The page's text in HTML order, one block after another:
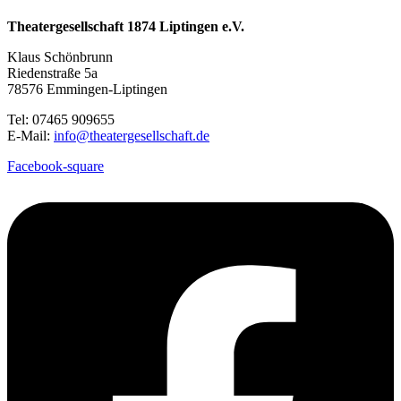
Theatergesellschaft 1874 Liptingen e.V.
Klaus Schönbrunn
Riedenstraße 5a
78576 Emmingen-Liptingen
Tel: 07465 909655
E-Mail: info@theatergesellschaft.de
Facebook-square